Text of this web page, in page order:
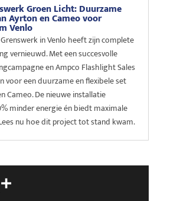
Groen Licht: Duurzame
Ayrton en Cameo voor
Venlo
in Venlo heeft zijn complete
vernieuwd. Met een succesvolle
en Ampco Flashlight Sales
voor een duurzame en flexibele set
Cameo. De nieuwe installatie
minder energie én biedt maximale
nu hoe dit project tot stand kwam.